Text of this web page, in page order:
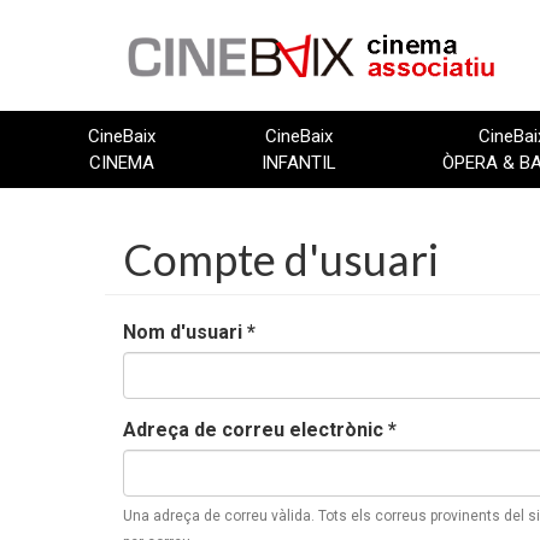
CineBaix
CINEMA
CineBaix
INFANTIL
ÒPERA &
Compte d'usuari
Nom d'usuari *
Adreça de correu electrònic *
Una adreça de correu vàlida. Tots els correus provinents